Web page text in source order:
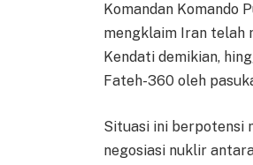
Komandan Komando
mengklaim Iran telah
Kendati demikian,
Fateh-360 oleh
Situasi ini berpotensi
negosiasi nuklir